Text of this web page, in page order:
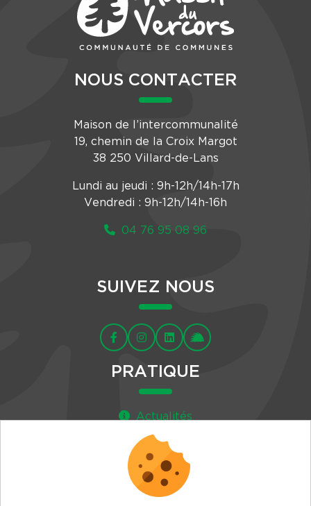
NOUS CONTACTER
Maison de l’intercommunalité
19, chemin de la Croix Margot
38 250 Villard-de-Lans
Lundi au jeudi : 9h-12h/14h-17h
Vendredi : 9h-12h/14h-16h
04 76 95 08 96
SUIVEZ NOUS
PRATIQUE
Actualités
Agenda
Newsletter